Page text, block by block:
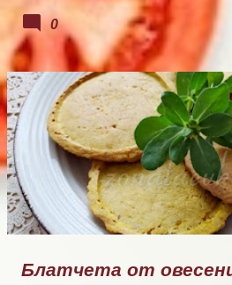
0
Блатчета от